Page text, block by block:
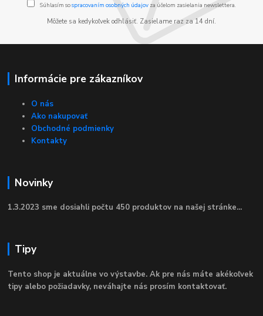
Súhlasím sospracovaním osobných údajov za účelom zasielania newslettera.
Môžete sa kedykoľvek odhlásiť. Zasielame raz za 14 dní.
Informácie pre zákazníkov
O nás
Ako nakupovať
Obchodné podmienky
Kontakty
Novinky
1.3.2023 sme dosiahli počtu 450 produktov na našej stránke...
Tipy
Tento shop je aktuálne vo výstavbe. Ak pre nás máte akékoľvek
tipy alebo požiadavky, neváhajte nás prosím kontaktovať.